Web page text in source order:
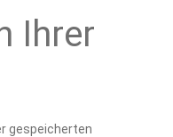
Ihrer
gespeicherten